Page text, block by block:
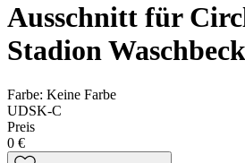
Ausschnitt für
Stadion
Farbe: Keine Farbe
UDSK-C
Preis
0 €